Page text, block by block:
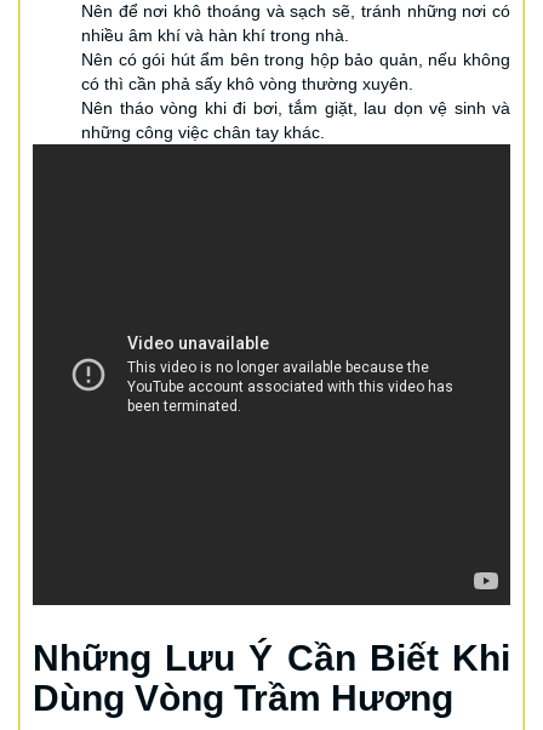
Nên để nơi khô thoáng và sạch sẽ, tránh những nơi có
nhiều âm khí và hàn khí trong nhà.
Nên có gói hút ẩm bên trong hộp bảo quản, nếu không
có thì cần phả sấy khô vòng thường xuyên.
Nên tháo vòng khi đi bơi, tắm giặt, lau dọn vệ sinh và
những công việc chân tay khác.
Những Lưu Ý Cần Biết Khi
Dùng Vòng Trầm Hương